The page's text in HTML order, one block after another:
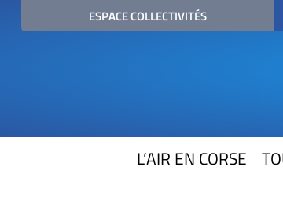
ESPACE COLLECTIVITÉS
L’AIR EN CORSE